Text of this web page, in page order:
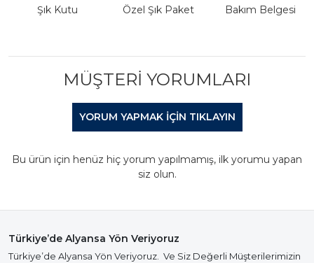
Şık Kutu Özel Şık Paket Bakım Belgesi
MÜŞTERI YORUMLARI
YORUM YAPMAK IÇIN TIKLAYIN
Bu ürün için henüz hiç yorum yapılmamış, ilk yorumu yapan
siz olun.
Türkiye’de Alyansa Yön Veriyoruz
Türkiye’de Alyansa Yön Veriyoruz. Ve Siz Değerli Müşterilerimizin